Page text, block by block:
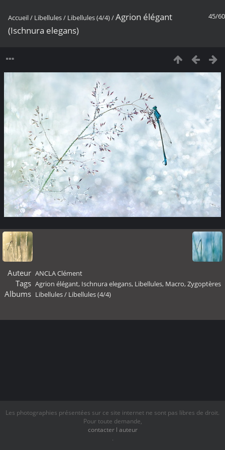
45/60
Accueil/ Libellules/ Libellules (4/4)/Agrion élégant
(Ischnura elegans)
Auteur ANCLA Clément
Tags Agrion élégant, Ischnura elegans, Libellules, Macro,Zygoptères
Albums Libellules/ Libellules (4/4)
Les photographies présentées sur ce site internet ne sont pas libres de droit.
Pour toute demande,
contacter l auteur
.